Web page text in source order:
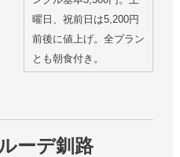
曜日、祝前日は5,200円
前後に値上げ。全プラン
とも朝食付き。
ーデ釧路